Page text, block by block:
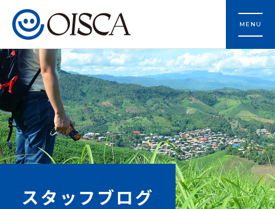
MENU
スタッフブログ